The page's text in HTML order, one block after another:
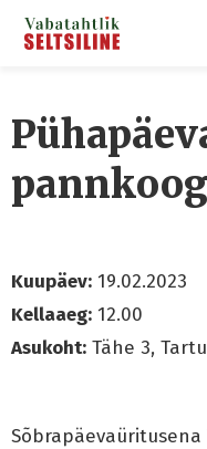
Kuupäev: 19.02.2023
Kellaaeg: 12.00
Asukoht: Tähe 3, Tartu